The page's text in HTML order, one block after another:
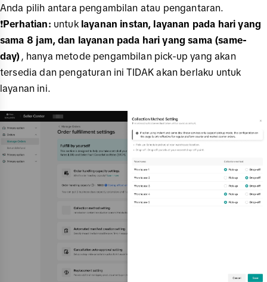
Anda pilih antara pengambilan atau pengantaran.
❗️Perhatian: untuk layanan instan, layanan pada hari yang
sama 8 jam, dan layanan pada hari yang sama (same-
day)
, hanya metode pengambilan pick-up yang akan
tersedia dan pengaturan ini TIDAK akan berlaku untuk
layanan ini.